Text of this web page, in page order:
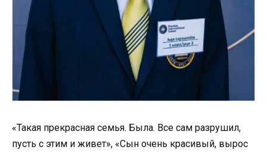
«Такая прекрасная семья. Была. Все сам разрушил,
пусть с этим и живет», «Сын очень красивый, вырос